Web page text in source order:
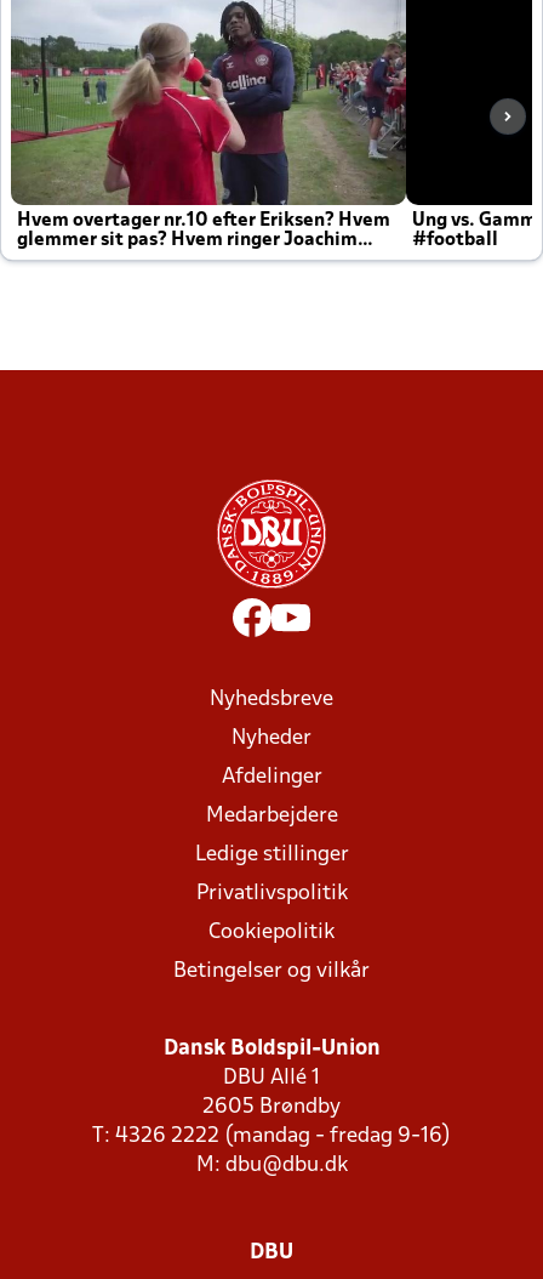
Hvem overtager nr.10 efter Eriksen? Hvem
glemmer sit pas? Hvem ringer Joachim
altid til efter kampe?
Ung vs.
#football
Nyhedsbreve
Nyheder
Afdelinger
Medarbejdere
Ledige stillinger
Privatlivspolitik
Cookiepolitik
Betingelser og vilkår
Dansk Boldspil-Union
DBU Allé 1
2605 Brøndby
T: 4326 2222 (mandag - fredag 9-16)
M: dbu@dbu.dk
DBU